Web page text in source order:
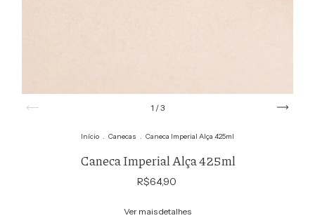
1 /3
Início . Canecas . Caneca Imperial Alça 425ml
Caneca Imperial Alça 425ml
R$64,90
Ver mais detalhes